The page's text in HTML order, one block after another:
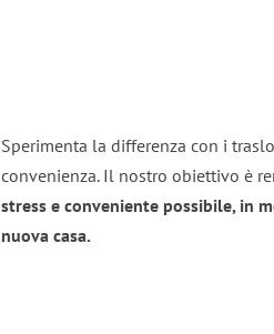
Sperimenta la differenza con i
convenienza. Il nostro obiettivo è
stress e conveniente possibile, in
nuova casa.